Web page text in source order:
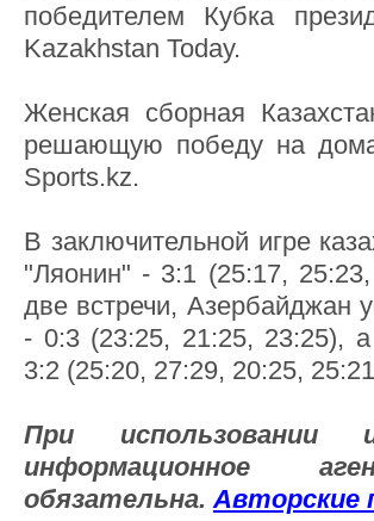
победителем Кубка
Kazakhstan Today.
Женская сборная
решающую победу на
Sports.kz.
В заключительной игре
"Ляонин" - 3:1 (25:17,
две встречи, Азербайджан
- 0:3 (23:25, 21:25, 23:25),
3:2 (25:20, 27:29, 20:25,
При использовании
информационное
обязательна. Авторские